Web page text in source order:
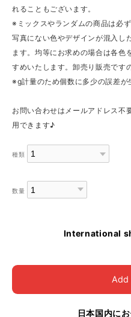
れることもございます。
※ミックスやランダムの商品は必
写真にない色やデザインが混入し
ます。均等にお求めの場合は各色
すめいたします。卸売り販売です
※g計量のため個数に多少の誤差が
お問い合わせはメールアドレス不
用できます♪
種類
数量
International
Add
日本国内に